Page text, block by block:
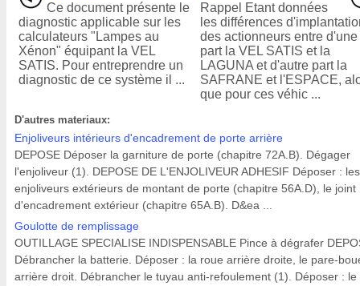
Ce document présente le
diagnostic applicable sur les
calculateurs "Lampes au
Xénon" équipant la VEL
SATIS. Pour entreprendre un
diagnostic de ce système il ...
Rappel Etant données
les différences
des actionneurs entre d'une
part la VEL SATIS et la
LAGUNA et d'autre part la
SAFRANE et l'ESPACE,
que pour ces véhic ...
D'autres materiaux:
Enjoliveurs intérieurs d'encadrement de porte arrière
DEPOSE Déposer la garniture de porte (chapitre 72A.B). Dégager
l'enjoliveur (1). DEPOSE DE L'ENJOLIVEUR ADHESIF Déposer : les
enjoliveurs extérieurs de montant de porte (chapitre 56A.D), le joint
d'encadrement extérieur (chapitre 65A.B). D&ea ...
Goulotte de remplissage
OUTILLAGE SPECIALISE INDISPENSABLE Pince à dégrafer
Débrancher la batterie. Déposer : la roue arrière droite, le pare-
arrière droit. Débrancher le tuyau anti-refoulement (1). Déposer : le